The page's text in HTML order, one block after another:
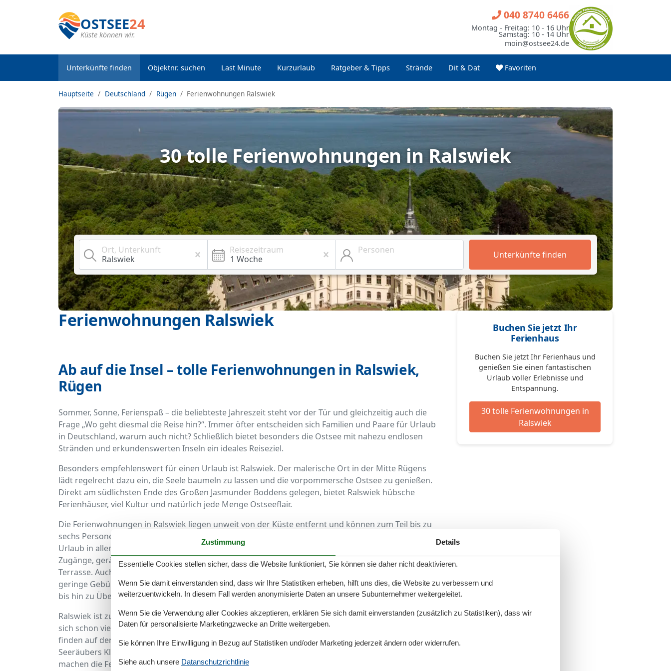
OSTSEE24
Küste können wir.
Unterkünfte finden Objektnr. suchen Last Minute Kurzurlaub Ratgeber & Tipps Strände Dit & Dat Favoriten
040 8740 6466
Montag - Freitag: 10 - 16 Uhr
Samstag: 10 - 14 Uhr
moin@ostsee24.de
Hauptseite Deutschland Rügen Ferienwohnungen Ralswiek
30 tolle Ferienwohnungen in Ralswiek
Ort, Unterkunft Reisezeitraum Personen Unterkünfte finden
Ferienwohnungen Ralswiek
Ab auf die Insel – tolle Ferienwohnungen in Ralswiek,
Rügen
Sommer, Sonne, Ferienspaß – die beliebteste Jahreszeit steht vor der Tür und gleichzeitig auch die
Frage „Wo geht diesmal die Reise hin?“. Immer öfter entscheiden sich Familien und Paare für Urlaub
in Deutschland, warum auch nicht? Schließlich bietet besonders die Ostsee mit nahezu endlosen
Stränden und erkundenswerten Inseln ein ideales Reiseziel.
Besonders empfehlenswert für einen Urlaub ist Ralswiek. Der malerische Ort in der Mitte Rügens
lädt regelrecht dazu ein, die Seele baumeln zu lassen und die vorpommersche Ostsee zu genießen.
Direkt am südlichsten Ende des Großen Jasmunder Boddens gelegen, bietet Ralswiek hübsche
Ferienhäuser, viel Kultur und natürlich jede Menge Ostseeflair.
Die Ferienwohnungen in Ralswiek liegen unweit von der Küste entfernt und können zum Teil bis zu
sechs Personen beherbergen. Dabei ist jede Ferienwohnung in Ralswiek sehr privat, sodass der
Urlaub in aller Ruhe genossen werden kann. Eine große Anzahl der Wohnungen verfügt über WLAN-
Zugänge, geräumige Küchen und Bäder sowie genügend Platz durch einen Balkon oder eine
Terrasse. Auch können bei vielen Unterkünften Haustiere mitgebracht werden, teilweise gegen eine
geringe Gebühr. Das Ambiente ist dabei sehr abwechslungsreich – von gemütlichen Ferienhäusern
bis hin zu Übernachtungen im ausgebauten Pferdehof.
Ralswiek ist zudem perfekt gelegen für zahlreiche Ausflüge. Nur fußläufig entfernt hat der Ort an
sich schon viel zu bieten. Am bekanntesten dürften hier die Störtebeker Festspiele sein. Seit 1993
finden auf der Naturbühne in Ralswiek die Aufführungen rund um das Leben des berüchtigten
Seeräubers Klaus Störtebeker statt. Die einzigartige Kulisse und die gelungene Inszenierung
machen die Festspiele zu den beliebtesten in ganz Deutschland. Jährlich locken Störtebeker und
Buchen Sie jetzt Ihr
Ferienhaus
Buchen Sie jetzt Ihr Ferienhaus und
genießen Sie einen fantastischen
Urlaub voller Erlebnisse und
Entspannung.
30 tolle Ferienwohnungen in
Ralswiek
Zustimmung Details
Essentielle Cookies stellen sicher, dass die Website funktioniert, Sie können sie daher nicht deaktivieren.
Wenn Sie damit einverstanden sind, dass wir Ihre Statistiken erheben, hilft uns dies, die Website zu verbessern und
weiterzuentwickeln. In diesem Fall werden anonymisierte Daten an unsere Subunternehmer weitergeleitet.
Wenn Sie die Verwendung aller Cookies akzeptieren, erklären Sie sich damit einverstanden (zusätzlich zu Statistiken), dass wir
Daten für personalisierte Marketingzwecke an Dritte weitergeben.
Sie können Ihre Einwilligung in Bezug auf Statistiken und/oder Marketing jederzeit ändern oder widerrufen.
Siehe auch unsere Datanschutzrichtlinie